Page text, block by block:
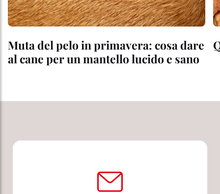
Muta del pelo in primavera: cosa dare
al cane per un mantello lucido e sano